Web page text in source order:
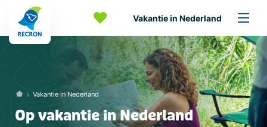
Vakantie in Nederland
Vakantie in Nederland
Op vakantie in Nederland